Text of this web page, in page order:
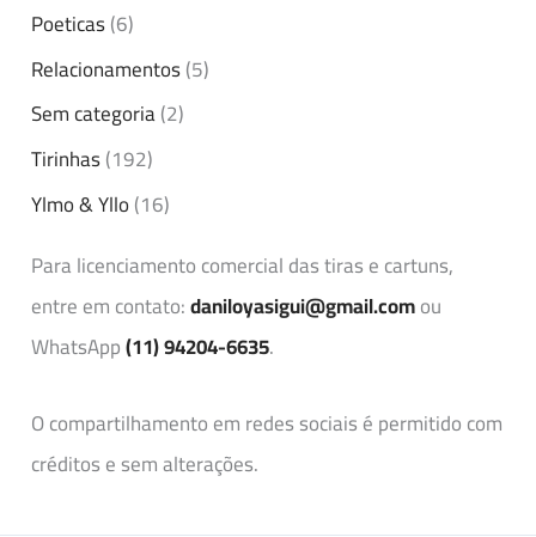
Poeticas(6)
Relacionamentos(5)
Sem categoria(2)
Tirinhas(192)
Ylmo & Yllo(16)
Para licenciamento comercial das tiras e cartuns,
entre em contato:daniloyasigui@gmail.comou
WhatsApp(11) 94204-6635.
O compartilhamento em redes sociais é permitido com
créditos e sem alterações.